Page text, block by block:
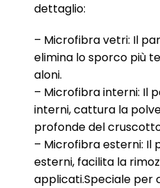
dettaglio:
– Microfibra vetri: Il
elimina lo sporco più
aloni.
– Microfibra interni: Il
interni, cattura la
profonde del
– Microfibra esterni: Il
esterni, facilita la
applicati.Speciale per